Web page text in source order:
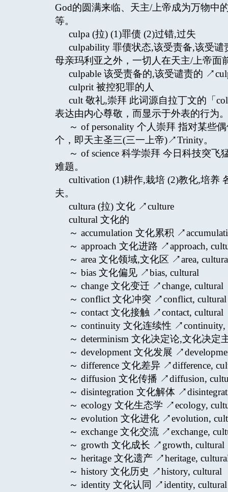
God的圆满来临、天主/上帝成为万物中
等。
culpa (拉) (1)罪债 (2)过错,过失
culpability 罪债状态,该受责备,该受
母亲玛利亚之外，一切人在天主/上帝面
culpable 该受责备的,该受谴责的
culprit 被控犯罪的人
cult 敬礼,崇拜 此词源自拉丁文的「
表达由内心尊敬，而显示于外表的行为
～ of personality 个人崇拜 指对某些
个，即天主圣三(三一上帝)↗Trinity。
～ of science 科学崇拜 今日科技突
难题。
cultivation (1)耕作,栽培 (2)教化,培养
夫。
cultura (拉) 文化 ↗culture
cultural 文化的
～ accumulation 文化累积
～ approach 文化进路 ↗approach,
～ area 文化领域,文化区 ↗area,
～ bias 文化偏见 ↗bias, cultural
～ change 文化变迁 ↗change, cultural
～ conflict 文化冲突 ↗conflict, cultural
～ contact 文化接触 ↗contact, cultural
～ continuity 文化连续性 ↗continuity,
～ determinism 文化决定论,文化决定
～ development 文化发展
～ difference 文化差异 ↗difference,
～ diffusion 文化传播 ↗diffusion,
～ disintegration 文化解体
～ ecology 文化生态学 ↗ecology,
～ evolution 文化进化 ↗evolution,
～ exchange 文化交流 ↗exchange,
～ growth 文化成长 ↗growth, cultural
～ heritage 文化遗产 ↗heritage,
～ history 文化历史 ↗history, cultural
～ identity 文化认同 ↗identity, cultural